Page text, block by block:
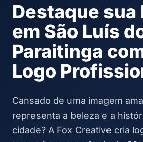
Destaque sua
em São Luís
Paraitinga
Logo
Cansado de uma imagem
representa a beleza e a
cidade? A Fox Creative cria